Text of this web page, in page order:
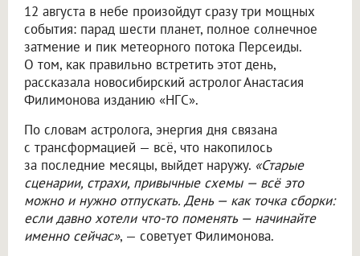
12 августа в небе произойдут сразу три мощных
события: парад шести планет, полное солнечное
затмение и пик метеорного потока Персеиды.
О том, как правильно встретить этот день,
рассказала новосибирский астролог Анастасия
Филимонова изданию «НГС».
По словам астролога, энергия дня связана
с трансформацией — всё, что накопилось
за последние месяцы, выйдет наружу. «Старые
сценарии, страхи, привычные схемы — всё это
можно и нужно отпускать. День — как точка сборки:
если давно хотели что-то поменять — начинайте
именно сейчас», — советует Филимонова.